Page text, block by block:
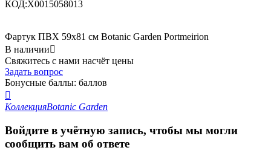
КОД:X0015058013
Фартук ПВХ 59x81 см Botanic Garden Portmeirion
В наличии
Свяжитесь с нами насчёт цены
Задать вопрос
Бонусные баллы: баллов

КоллекцияBotanic Garden
Войдите в учётную запись, чтобы мы могли
сообщить вам об ответе